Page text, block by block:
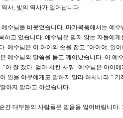
사, 빛의 역사가 일어납니다.
수님을 비웃었습니다. 마가복음에서는 예
하고 있습니다. 예수님은 믿지 않는 자들에
. 예수님은 이 아이의 손을 잡고 “아이야, 일
예수님의 말씀을 듣고 깨어났습니다. 이 예
아 잘 잤다. 엄마 치킨 사줘" 예수님은 아이
일을 아무에게도 말하지 말라 하시니라.”
하지 말라고 하셨습니다.
간 대부분의 사람들은 믿음을 잃어버립니